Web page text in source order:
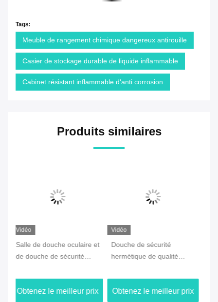
Tags:
Meuble de rangement chimique dangereux antirouille
Casier de stockage durable de liquide inflammable
Cabinet résistant inflammable d'anti corrosion
Produits similaires
Vidéo
Douche de sécurité
hermétique de qualité
lavage oculaire en acier
inoxydable et options de
Obtenez le meilleur prix
Vidéo
Meilleurs fabricants de
douches oculaires
d'eau avec installation
facile et certification CE
Obtenez le meilleur prix